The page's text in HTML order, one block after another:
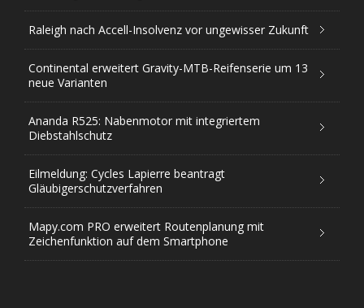
Raleigh nach Accell-Insolvenz vor ungewisser Zukunft
Continental erweitert Gravity-MTB-Reifenserie um 13
neue Varianten
Ananda R525: Nabenmotor mit integriertem
Diebstahlschutz
Eilmeldung: Cycles Lapierre beantragt
Gläubigerschutzverfahren
Mapy.com PRO erweitert Routenplanung mit
Zeichenfunktion auf dem Smartphone